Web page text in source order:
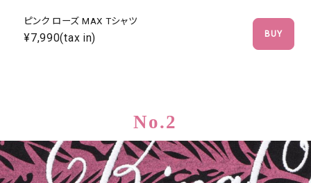
ピンク ローズ MAX Tシャツ
¥7,990(tax in) BUY
No.2